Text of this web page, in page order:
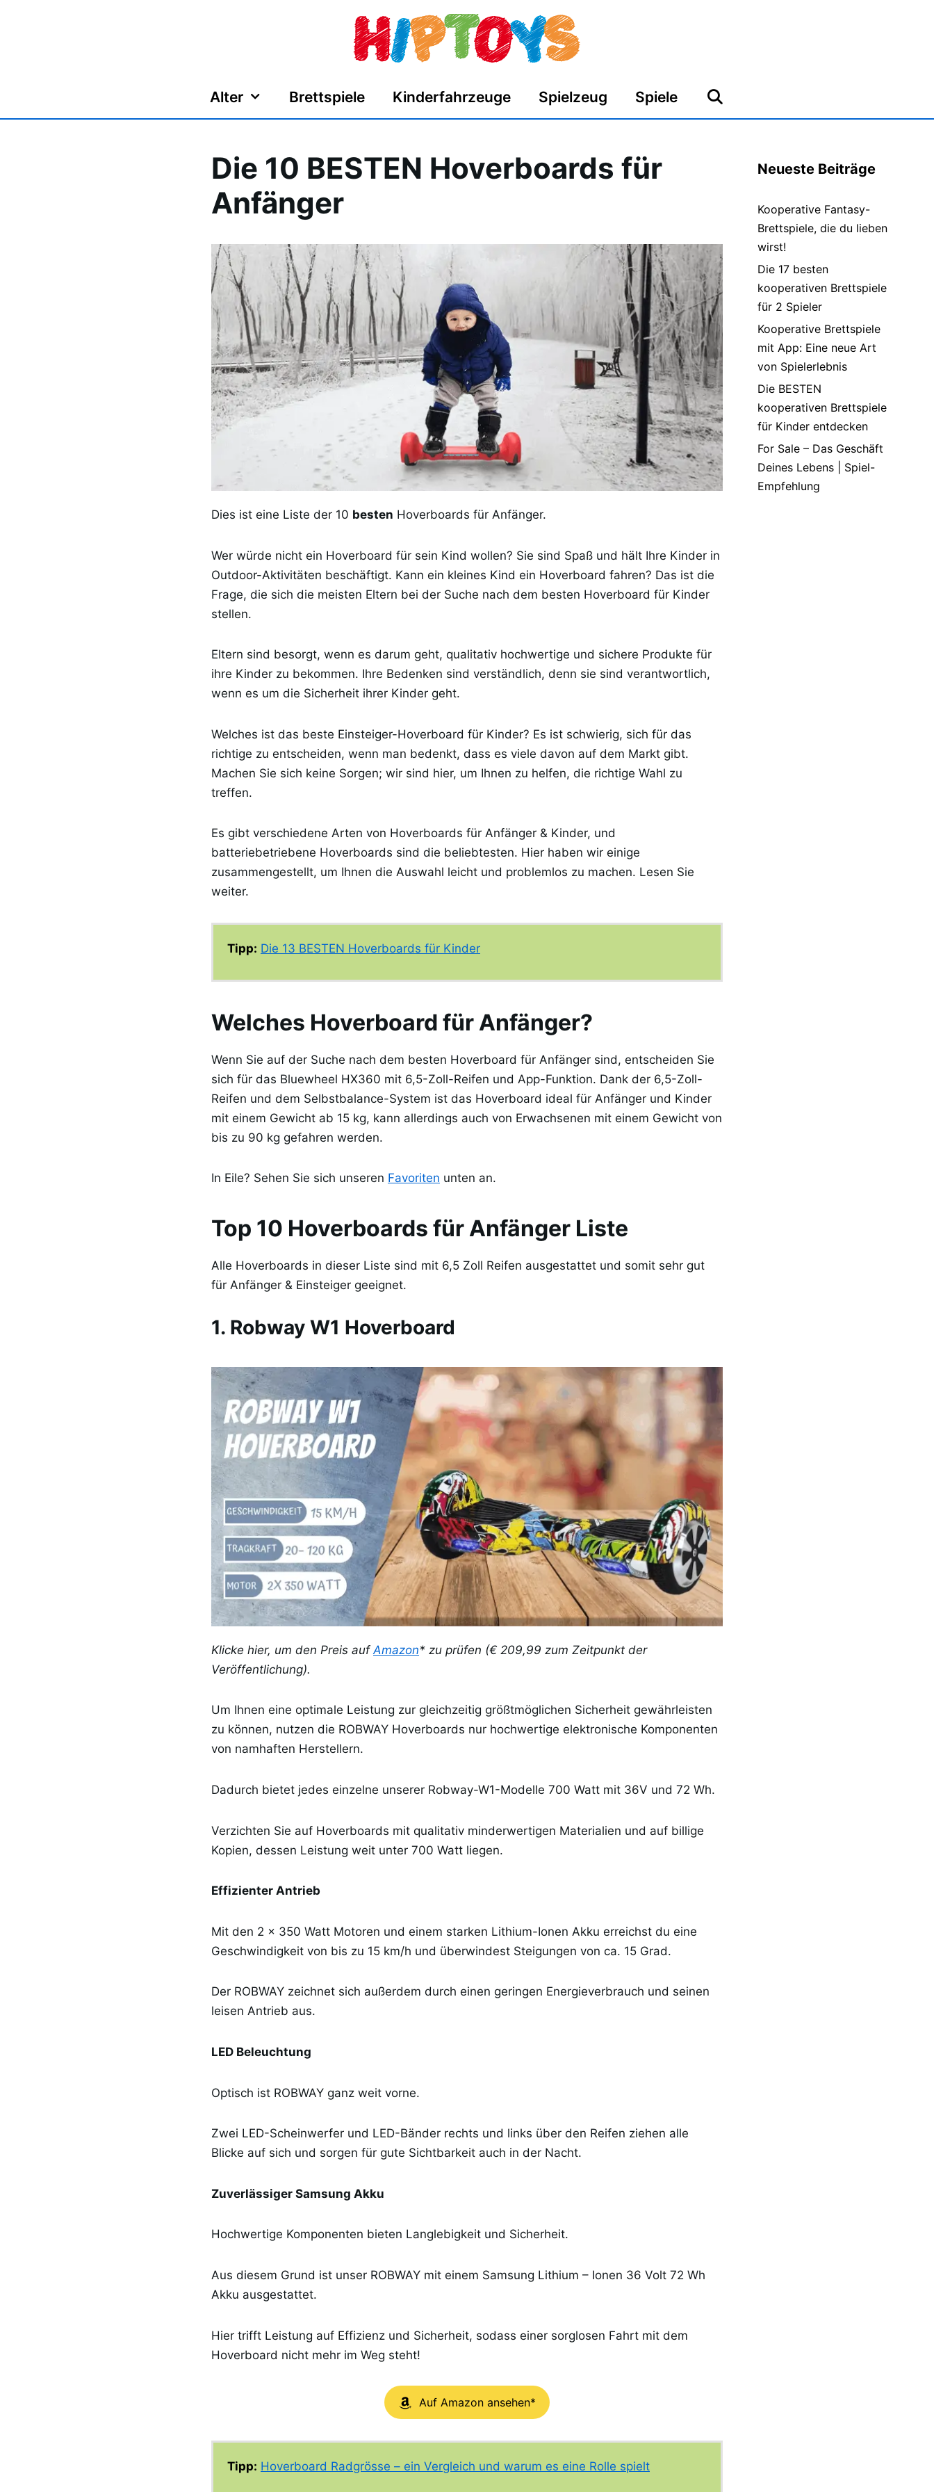
Alter Brettspiele Kinderfahrzeuge Spielzeug Spiele
Die 10 BESTEN Hoverboards für
Anfänger
Dies ist eine Liste der 10 besten Hoverboards für Anfänger.
Wer würde nicht ein Hoverboard für sein Kind wollen? Sie sind Spaß und hält Ihre Kinder in
Outdoor-Aktivitäten beschäftigt. Kann ein kleines Kind ein Hoverboard fahren? Das ist die
Frage, die sich die meisten Eltern bei der Suche nach dem besten Hoverboard für Kinder
stellen.
Eltern sind besorgt, wenn es darum geht, qualitativ hochwertige und sichere Produkte für
ihre Kinder zu bekommen. Ihre Bedenken sind verständlich, denn sie sind verantwortlich,
wenn es um die Sicherheit ihrer Kinder geht.
Welches ist das beste Einsteiger-Hoverboard für Kinder? Es ist schwierig, sich für das
richtige zu entscheiden, wenn man bedenkt, dass es viele davon auf dem Markt gibt.
Machen Sie sich keine Sorgen; wir sind hier, um Ihnen zu helfen, die richtige Wahl zu
treffen.
Es gibt verschiedene Arten von Hoverboards für Anfänger & Kinder, und
batteriebetriebene Hoverboards sind die beliebtesten. Hier haben wir einige
zusammengestellt, um Ihnen die Auswahl leicht und problemlos zu machen. Lesen Sie
weiter.
Tipp: Die 13 BESTEN Hoverboards für Kinder
Welches Hoverboard für Anfänger?
Wenn Sie auf der Suche nach dem besten Hoverboard für Anfänger sind, entscheiden Sie
sich für das Bluewheel HX360 mit 6,5-Zoll-Reifen und App-Funktion. Dank der 6,5-Zoll-
Reifen und dem Selbstbalance-System ist das Hoverboard ideal für Anfänger und Kinder
mit einem Gewicht ab 15 kg, kann allerdings auch von Erwachsenen mit einem Gewicht von
bis zu 90 kg gefahren werden.
In Eile? Sehen Sie sich unseren Favoriten unten an.
Top 10 Hoverboards für Anfänger Liste
Alle Hoverboards in dieser Liste sind mit 6,5 Zoll Reifen ausgestattet und somit sehr gut
für Anfänger & Einsteiger geeignet.
1. Robway W1 Hoverboard
Klicke hier, um den Preis auf Amazon* zu prüfen (€ 209,99 zum Zeitpunkt der
Veröffentlichung).
Um Ihnen eine optimale Leistung zur gleichzeitig größtmöglichen Sicherheit gewährleisten
zu können, nutzen die ROBWAY Hoverboards nur hochwertige elektronische Komponenten
von namhaften Herstellern.
Dadurch bietet jedes einzelne unserer Robway-W1-Modelle 700 Watt mit 36V und 72 Wh.
Verzichten Sie auf Hoverboards mit qualitativ minderwertigen Materialien und auf billige
Kopien, dessen Leistung weit unter 700 Watt liegen.
Effizienter Antrieb
Mit den 2 x 350 Watt Motoren und einem starken Lithium-Ionen Akku erreichst du eine
Geschwindigkeit von bis zu 15 km/h und überwindest Steigungen von ca. 15 Grad.
Der ROBWAY zeichnet sich außerdem durch einen geringen Energieverbrauch und seinen
leisen Antrieb aus.
LED Beleuchtung
Optisch ist ROBWAY ganz weit vorne.
Zwei LED-Scheinwerfer und LED-Bänder rechts und links über den Reifen ziehen alle
Blicke auf sich und sorgen für gute Sichtbarkeit auch in der Nacht.
Zuverlässiger Samsung Akku
Hochwertige Komponenten bieten Langlebigkeit und Sicherheit.
Aus diesem Grund ist unser ROBWAY mit einem Samsung Lithium – Ionen 36 Volt 72 Wh
Akku ausgestattet.
Hier trifft Leistung auf Effizienz und Sicherheit, sodass einer sorglosen Fahrt mit dem
Hoverboard nicht mehr im Weg steht!
Auf Amazon ansehen*
Tipp: Hoverboard Radgrösse – ein Vergleich und warum es eine Rolle spielt
Neueste Beiträge
Kooperative Fantasy-
Brettspiele, die du lieben
wirst!
Die 17 besten
kooperativen Brettspiele
für 2 Spieler
Kooperative Brettspiele
mit App: Eine neue Art
von Spielerlebnis
Die BESTEN
kooperativen Brettspiele
für Kinder entdecken
For Sale – Das Geschäft
Deines Lebens | Spiel-
Empfehlung